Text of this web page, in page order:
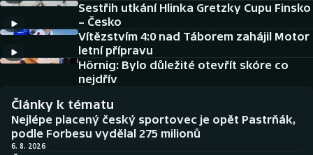
Americký fotbal
Baseball a softbal
Biatlon
Boby a skeleton
NEPŘEHLÉDNĚTE
Historické návraty
Aplikace ČT sport
AZ kvíz
Sestřih utkání Hlinka Gretzky Cupu Finsko
– Česko
Vítězstvím 4:0 nad Táborem zahájil Motor
letní přípravu
Hörnig: Bylo důležité otevřít skóre co
nejdřív
Články k tématu
Nejlépe placený český sportovec je opět Pastrňák,
podle Forbesu vydělal 275 milionů
6. 8. 2026